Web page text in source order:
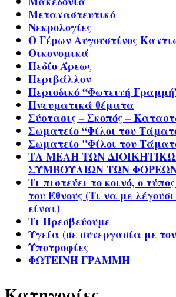
Μεταναστευτικό
Νεκρολογίες
Ο Γέρων Αυγουστίνος
Οικονομικά
Πεδίο Άρεως
Περιβάλλον
Περιοδικό “Φωτεινή
Πνευματικά θέματα
Σύστασις – Σκοπός –
Σωματείο “Φίλοι του
Σωματείο "Φίλοι του
ΤΑ ΜΕΛΗ ΤΩΝ
ΣΥΜΒΟΥΛΙΩΝ ΤΩΝ
Τι πιστεύει το κοινό, ο
του Έθνους (Τι να με
είναι)
Τι Πρεσβεύουμε
Υγεία (σε συνεργασία με
Υποτροφίες
ΦΩΤΕΙΝΗ ΓΡΑΜΜΗ